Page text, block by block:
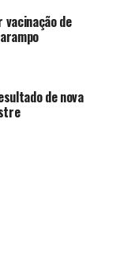
são causados
e a falciparum.
de
de nova